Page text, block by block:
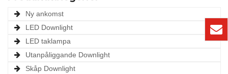
Ny ankomst
LED Downlight
LED taklampa
Utanpåliggande Downlight
Skåp Downlight